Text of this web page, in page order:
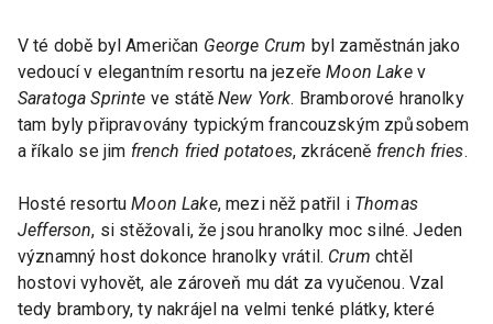
V té době byl Američan George Crum byl zaměstnán jako
vedoucí v elegantním resortu na jezeřeMoon Lakev
Saratoga Sprinte ve státěNew York. Bramborové hranolky
tam byly připravovány typickým francouzským způsobem
a říkalo se jim french fried potatoes, zkráceně french fries.
Hosté resortuMoon Lake, mezi něž patřil i Thomas
Jefferson, si stěžovali, že jsou hranolky moc silné. Jeden
významný host dokonce hranolky vrátil. Crum chtěl
hostovi vyhovět, ale zároveň mu dát za vyučenou. Vzal
tedy brambory, ty nakrájel na velmi tenké plátky, které